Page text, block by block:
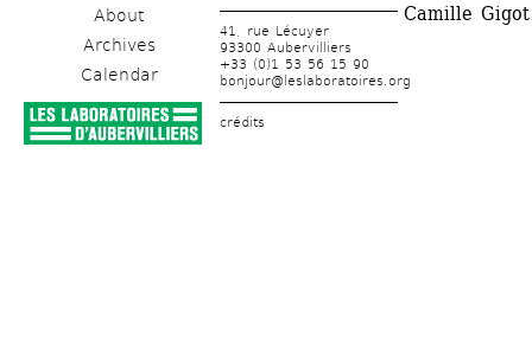
About
Archives
Calendar
41, rue Lécuyer
93300 Aubervilliers
+33 (0)1 53 56 15 90
bonjour@leslaboratoires.org
crédits
Camille